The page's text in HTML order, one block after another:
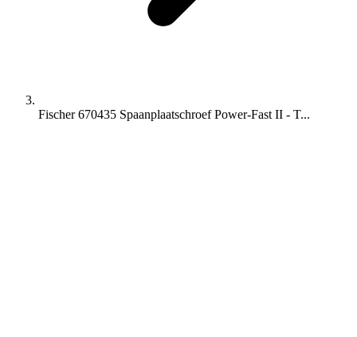
Fischer 670435 Spaanplaatschroef Power-Fast II - T...